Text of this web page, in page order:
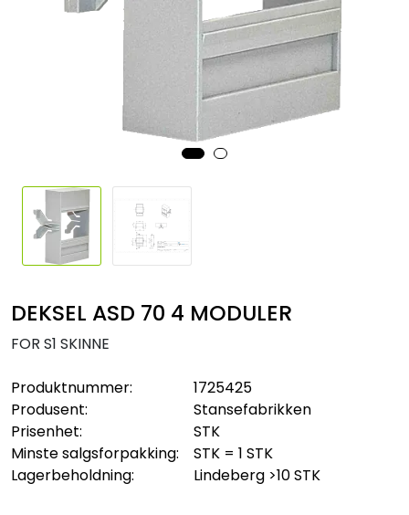
DEKSEL ASD 70 4 MODULER
FOR S1 SKINNE
Produktnummer:
1725425
Produsent:
Stansefabrikken
Prisenhet:
STK
Minste salgsforpakking:
STK = 1 STK
Lagerbeholdning:
Lindeberg >10 STK